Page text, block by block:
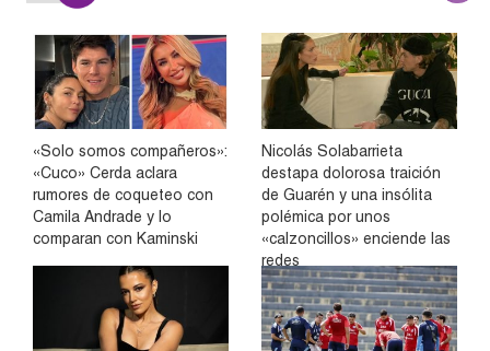
«Solo somos compañeros»:
«Cuco» Cerda aclara
rumores de coqueteo con
Camila Andrade y lo
comparan con Kaminski
Nicolás Solabarrieta
destapa dolorosa traición
de Guarén y una insólita
polémica por unos
«calzoncillos» enciende las
redes